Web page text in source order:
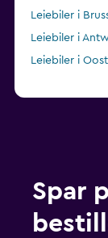
Leiebiler i
Leiebiler i
Leiebiler i
Spar